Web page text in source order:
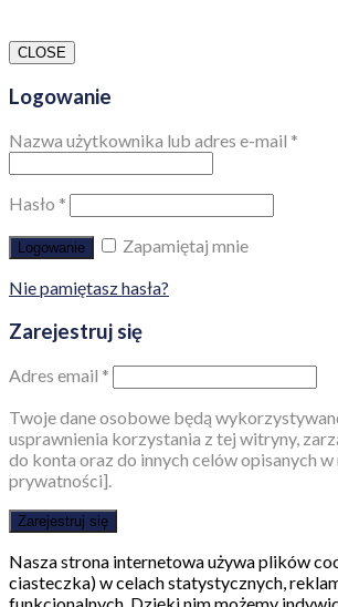
CLOSE
Logowanie
Nazwa użytkownika lub adres e-mail *
Hasło *
Logowanie
Zapamiętaj mnie
Nie pamiętasz hasła?
Zarejestruj się
Adres email *
Twoje dane osobowe będą
usprawnienia korzystania z tej witryny,
do konta oraz do innych celów opisanych
prywatności].
Zarejestruj się
Nasza strona internetowa używa plików
ciasteczka) w celach statystycznych,
funkcjonalnych. Dzięki nim możemy